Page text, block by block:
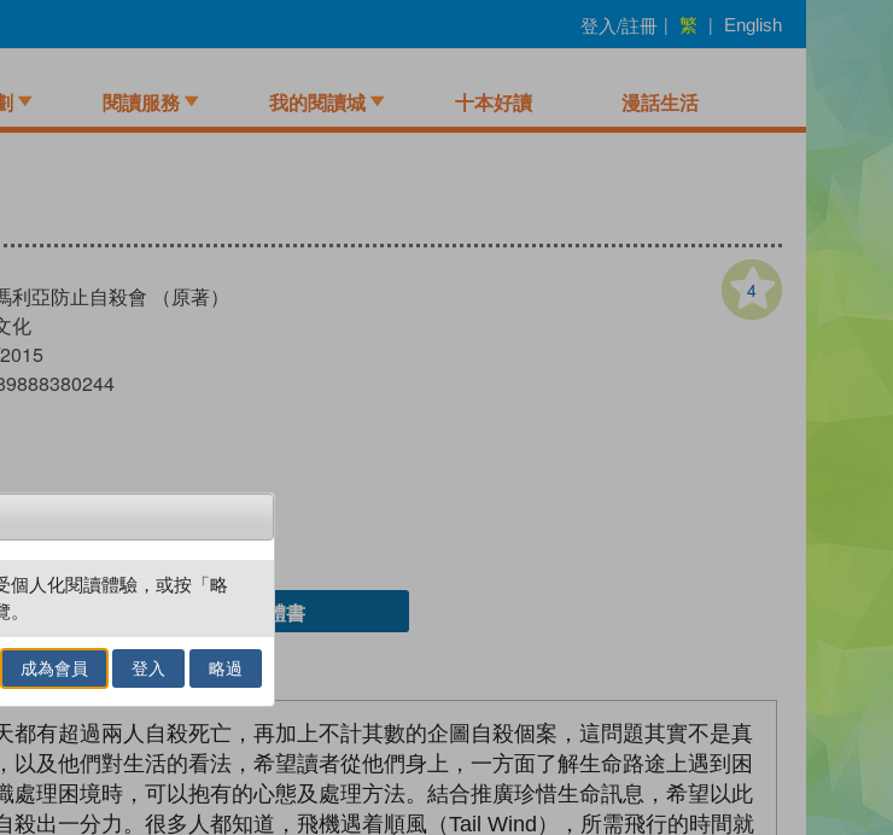
登入/註冊 | 繁 | English
閱讀服務 我的閱讀城 十本好讀 漫話生活
4
利亞防止自殺會 （原著）
化
電子書 借閱實體書
有超過兩人自殺死亡，再加上不計其數的企圖自殺個案，這問題其實不是真
及他們對生活的看法，希望讀者從他們身上，一方面了解生命路途上遇到困
理困境時，可以抱有的心態及處理方法。結合推廣珍惜生命訊息，希望以此
出一分力。很多人都知道，飛機遇着順風（Tail Wind），所需飛行的時間就
個人化閱讀體驗，或按「略
成為會員 登入 略過